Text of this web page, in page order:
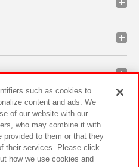
such as cookies to
content and ads. We
of our website with our
who may combine it with
provided to them or that they
their services. Please click
how we use cookies and